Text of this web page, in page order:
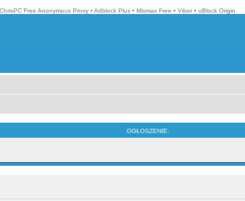
ChrisPC Free Anonymous Proxy • Adblock Plus • Mixmax Free • Viber • uBlock Origin
OGŁOSZENIE: